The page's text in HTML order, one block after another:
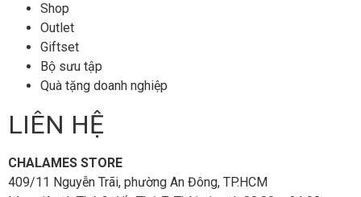
Shop
Outlet
Giftset
Bộ sưu tập
Quà tặng doanh nghiệp
LIÊN HỆ
CHALAMES STORE
409/11 Nguyễn Trãi, phường An Đông, TP.HCM